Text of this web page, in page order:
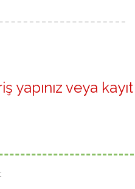
yapınız veya kayıt